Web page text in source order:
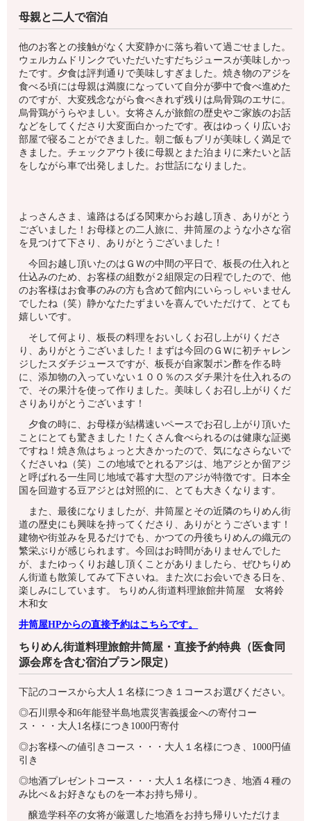
母親と二人で宿泊
他のお客との接触がなく大変静かに落ち着いて過ごせました。
ウェルカムドリンクでいただいたすだちジュースが美味しかっ
たです。夕食は評判通りで美味しすぎました。焼き物のアジを
食べる頃には母親は満腹になっていて自分が夢中で食べ進めた
のですが、大変残念ながら食べきれず残りは烏骨鶏のエサに。
烏骨鶏がうらやましい。女将さんが旅館の歴史やご家族のお話
などをしてくださり大変面白かったです。夜はゆっくり広いお
部屋で寝ることができました。朝ご飯もブリが美味しく満足で
きました。チェックアウト後に母親とまた泊まりに来たいと話
をしながら車で出発しました。お世話になりました。
よっさんさま、遠路はるばる関東からお越し頂き、ありがとう
ございました！お母様との二人旅に、井筒屋のような小さな宿
を見つけて下さり、ありがとうございました！
今回お越し頂いたのはＧＷの中間の平日で、板長の仕入れと
仕込みのため、お客様の組数が２組限定の日程でしたので、他
のお客様はお食事のみの方も含めて館内にいらっしゃいません
でしたね（笑）静かなたたずまいを喜んでいただけて、とても
嬉しいです。
そして何より、板長の料理をおいしくお召し上がりくださ
り、ありがとうございました！まずは今回のＧＷに初チャレン
ジしたスダチジュースですが、板長が自家製ポン酢を作る時
に、添加物の入っていない１００％のスダチ果汁を仕入れるの
で、その果汁を使って作りました。美味しくお召し上がりくだ
さりありがとうございます！
夕食の時に、お母様が結構速いペースでお召し上がり頂いた
ことにとても驚きました！たくさん食べられるのは健康な証拠
ですね！焼き魚はちょっと大きかったので、気になさらないで
くださいね（笑）この地域でとれるアジは、地アジとか留アジ
と呼ばれる一生同じ地域で暮す大型のアジが特徴です。日本全
国を回遊する豆アジとは対照的に、とても大きくなります。
また、最後になりましたが、井筒屋とその近隣のちりめん街
道の歴史にも興味を持ってくださり、ありがとうございます！
建物や街並みを見るだけでも、かつての丹後ちりめんの織元の
繁栄ぶりが感じられます。今回はお時間がありませんでした
が、またゆっくりお越し頂くことがありましたら、ぜひちりめ
ん街道も散策してみて下さいね。また次にお会いできる日を、
楽しみにしています。 ちりめん街道料理旅館井筒屋 女将鈴
木和女
井筒屋HPからの直接予約はこちらです。
ちりめん街道料理旅館井筒屋・直接予約特典（医食同
源会席を含む宿泊プラン限定）
下記のコースから大人１名様につき１コースお選びください。
◎石川県令和6年能登半島地震災害義援金への寄付コー
ス・・・大人1名様につき1000円寄付
◎お客様への値引きコース・・・大人１名様につき、1000円値
引き
◎地酒プレゼントコース・・・大人１名様につき、地酒４種の
み比べ＆お好きなものを一本お持ち帰り。
醸造学科卒の女将が厳選した地酒をお持ち帰りいただけま